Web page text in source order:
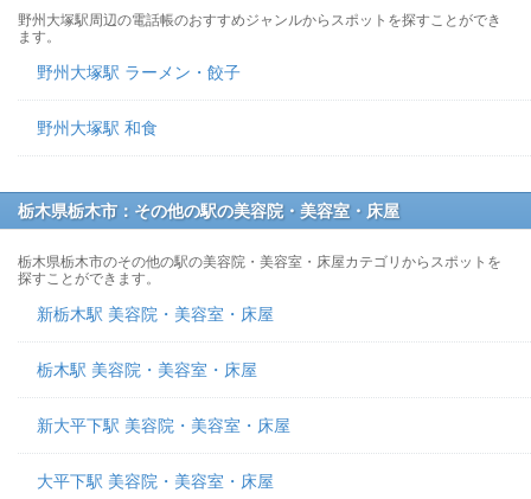
野州大塚駅周辺の電話帳のおすすめジャンルからスポットを探すことができ
ます。
野州大塚駅 ラーメン・餃子
野州大塚駅 和食
栃木県栃木市：その他の駅の美容院・美容室・床屋
栃木県栃木市のその他の駅の美容院・美容室・床屋カテゴリからスポットを
探すことができます。
新栃木駅 美容院・美容室・床屋
栃木駅 美容院・美容室・床屋
新大平下駅 美容院・美容室・床屋
大平下駅 美容院・美容室・床屋